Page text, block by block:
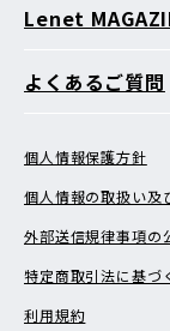
Lenet
よくあるご質問
個人情報保護方針
個人情報の取扱い及
外部送信規律事項の
特定商取引法に基づ
利用規約